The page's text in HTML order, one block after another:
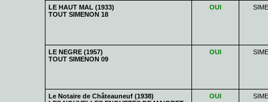
LE HAUT MAL (1933)
TOUT SIMENON 18
OUI
LE NEGRE (1957)
TOUT SIMENON 09
OUI
Le Notaire de Châteauneuf (1938)
OUI